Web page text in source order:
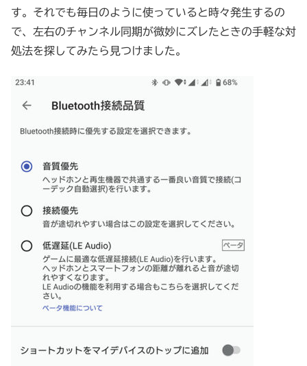
す。それでも毎日のように使っていると時々発生するの
で、左右のチャンネル同期が微妙にズレたときの手軽な対
処法を探してみたら見つけました。